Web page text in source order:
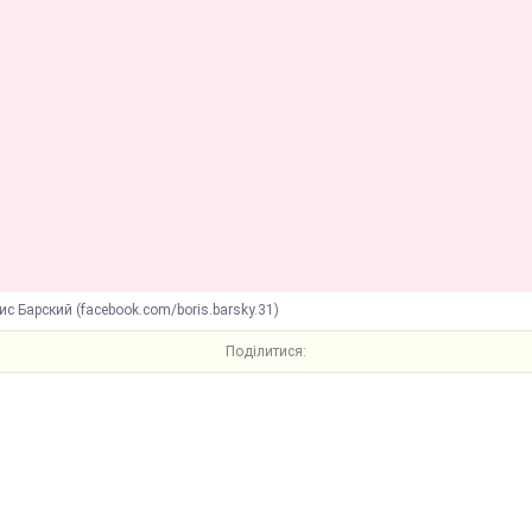
Барский (facebook.com/boris.barsky.31)
Поділитися: